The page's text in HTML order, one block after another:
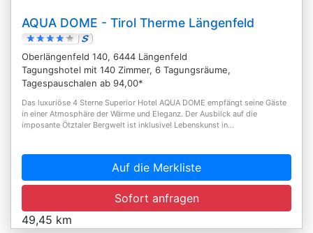
AQUA DOME - Tirol Therme Längenfeld
Oberlängenfeld 140, 6444 Längenfeld
Tagungshotel mit 140 Zimmer, 6 Tagungsräume,
Tagespauschalen ab 94,00*
Das luxuriöse 4 Sterne Superior Hotel AQUA DOME empfängt seine Gäste
in einer Atmosphäre der Wärme und Eleganz. Der Ausbilck auf die
imposante Ötztaler Bergwelt ist inklusive! Lebenskunst in...
Auf die Merkliste
Sofort anfragen
49,45 km